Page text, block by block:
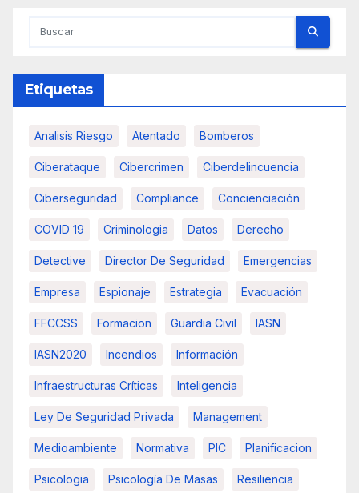
Etiquetas
Analisis Riesgo Atentado Bomberos
Ciberataque Cibercrimen Ciberdelincuencia
Ciberseguridad Compliance Concienciación
COVID 19 Criminologia Datos Derecho
Detective Director De Seguridad Emergencias
Empresa Espionaje Estrategia Evacuación
FFCCSS Formacion Guardia Civil IASN
IASN2020 Incendios Información
Infraestructuras Críticas Inteligencia
Ley De Seguridad Privada Management
Medioambiente Normativa PIC Planificacion
Psicologia Psicología De Masas Resiliencia